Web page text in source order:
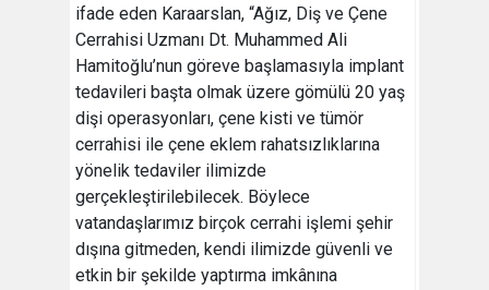
ifade eden Karaarslan, “Ağız, Diş ve Çene
Cerrahisi Uzmanı Dt. Muhammed Ali
Hamitoğlu’nun göreve başlamasıyla implant
tedavileri başta olmak üzere gömülü 20 yaş
dişi operasyonları, çene kisti ve tümör
cerrahisi ile çene eklem rahatsızlıklarına
yönelik tedaviler ilimizde
gerçekleştirilebilecek. Böylece
vatandaşlarımız birçok cerrahi işlemi şehir
dışına gitmeden, kendi ilimizde güvenli ve
etkin bir şekilde yaptırma imkânına